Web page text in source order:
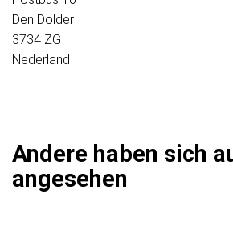
Den Dolder
3734 ZG
Nederland
Andere haben sich
angesehen